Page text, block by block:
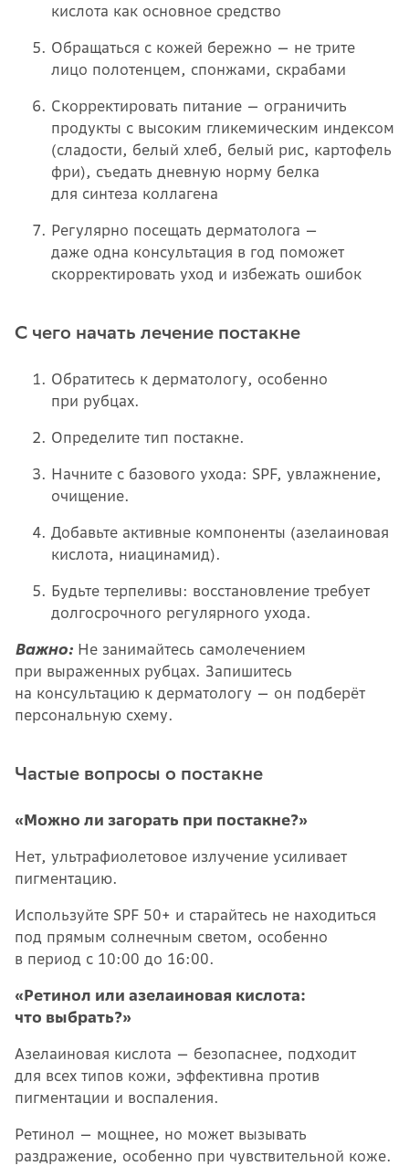
кислота как основное средство
Обращаться с кожей бережно — не трите
лицо полотенцем, спонжами, скрабами
Скорректировать питание — ограничить
продукты с высоким гликемическим индексом
(сладости, белый хлеб, белый рис, картофель
фри), съедать дневную норму белка
для синтеза коллагена
Регулярно посещать дерматолога —
даже одна консультация в год поможет
скорректировать уход и избежать ошибок
С чего начать лечение постакне
Обратитесь к дерматологу, особенно
при рубцах.
Определите тип постакне.
Начните с базового ухода: SPF, увлажнение,
очищение.
Добавьте активные компоненты (азелаиновая
кислота, ниацинамид).
Будьте терпеливы: восстановление требует
долгосрочного регулярного ухода.
Важно: Не занимайтесь самолечением
при выраженных рубцах. Запишитесь
на консультацию к дерматологу — он подберёт
персональную схему.
Частые вопросы о постакне
«Можно ли загорать при постакне?»
Нет, ультрафиолетовое излучение усиливает
пигментацию.
Используйте SPF 50+ и старайтесь не находиться
под прямым солнечным светом, особенно
в период с 10:00 до 16:00.
«Ретинол или азелаиновая кислота:
что выбрать?»
Азелаиновая кислота — безопаснее, подходит
для всех типов кожи, эффективна против
пигментации и воспаления.
Ретинол — мощнее, но может вызывать
раздражение, особенно при чувствительной коже.